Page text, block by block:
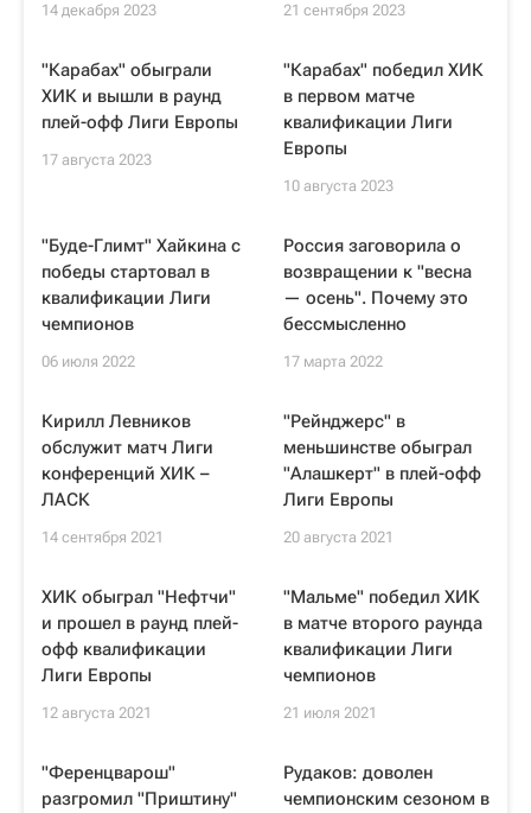
14 декабря 2023 21 сентября 2023
"Карабах" обыграли
ХИК и вышли в раунд
плей-офф Лиги Европы
17 августа 2023
"Карабах" победил ХИК
в первом матче
квалификации Лиги
Европы
10 августа 2023
"Буде-Глимт" Хайкина с
победы стартовал в
квалификации Лиги
чемпионов
06 июля 2022
Россия заговорила о
возвращении к "весна
— осень". Почему это
бессмысленно
17 марта 2022
Кирилл Левников
обслужит матч Лиги
конференций ХИК –
ЛАСК
14 сентября 2021
"Рейнджерс" в
меньшинстве обыграл
"Алашкерт" в плей-офф
Лиги Европы
20 августа 2021
ХИК обыграл "Нефтчи"
и прошел в раунд плей-
офф квалификации
Лиги Европы
12 августа 2021
"Мальме" победил ХИК
в матче второго раунда
квалификации Лиги
чемпионов
21 июля 2021
"Ференцварош"
разгромил "Приштину"
Рудаков: доволен
чемпионским сезоном в